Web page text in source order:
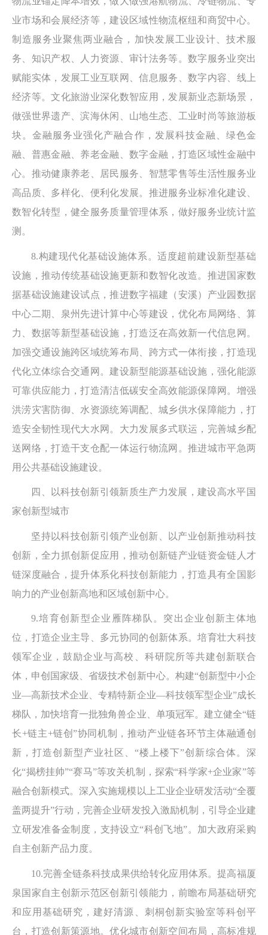
业市场和会展经济等，建设区域性物流枢纽和商贸中心。
制造服务业聚焦两业融合，加快发展工业设计、技术服
务、知识产权、人力资源、审计法务等。数字服务业突出
赋能实体，发展工业互联网、信息服务、数字内容、线上
经济等。文化旅游业深化数智应用，发展新业态新场景，
做强世界遗产、滨海休闲、山地生态、工业时尚等旅游板
块。金融服务业强化产融合作，发展科技金融、绿色金
融、普惠金融、养老金融、数字金融，打造区域性金融中
心。推动健康养老、居民服务、智慧零售等生活性服务业
高品质、多样化、便利化发展。推进服务业标准化建设、
数智化转型，健全服务质量管理体系，做好服务业统计监
测。
8.构建现代化基础设施体系。适度超前建设新型基础
设施，推动传统基础设施更新和数智化改造。推进国家数
据基础设施建设试点，推进数字福建（安溪）产业园数据
中心二期、泉州先进计算中心等建设，优化布局网络、算
力、数据等新型基础设施，打造泛在高效新一代信息网。
加强交通设施跨区域统筹布局、跨方式一体衔接，打造现
代化立体综合交通网。建设新型能源基础设施，强化能源
可靠供应能力，打造清洁低碳安全高效能源保障网。增强
洪涝灾害防御、水资源统筹调配、城乡供水保障能力，打
造安全韧性现代大水网。大力发展多式联运，完善城乡配
送网络，打造干支仓配一体运行物流网。推进城市平急两
用公共基础设施建设。
四、以科技创新引领新质生产力发展，建设高水平国
家创新型城市
坚持以科技创新引领产业创新、以产业创新推动科技
创新，全力抓创新促应用，推动创新链产业链资金链人才
链深度融合，提升体系化科技创新能力，打造具有全国影
响力的产业创新高地和区域创新中心。
9.培育创新型企业雁阵梯队。突出企业创新主体地
位，打造企业主导、多元协同的创新体系。培育壮大科技
领军企业，鼓励企业与高校、科研院所等共建创新联合
体，申创国家级、省级技术创新中心。构建“创新型中小企
业—高新技术企业、专精特新企业—科技领军型企业”成长
梯队，加快培育一批独角兽企业、单项冠军。建立健全“链
长+链主+链创”协同机制，推动产业链各环节主体融通创
新，打造创新型产业社区、“楼上楼下”创新综合体。深
化“揭榜挂帅”“赛马”等攻关机制，探索“科学家+企业家”等
融合创新模式。深入实施规模以上工业企业研发活动“全覆
盖两提升”行动，完善企业研发投入激励机制，引导企业建
立研发准备金制度，支持设立“科创飞地”。加大政府采购
自主创新产品力度。
10.完善全链条科技成果供给转化应用体系。提高福厦
泉国家自主创新示范区创新引领能力，前瞻布局基础研究
和应用基础研究，建好清源、刺桐创新实验室等科创平
台，打造创新策源地。优化城市创新空间布局，高标准规